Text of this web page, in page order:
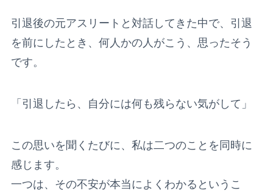
引退後の元アスリートと対話してきた中で、引退
を前にしたとき、何人かの人がこう、思ったそう
です。
「引退したら、自分には何も残らない気がして」
この思いを聞くたびに、私は二つのことを同時に
感じます。
一つは、その不安が本当によくわかるというこ